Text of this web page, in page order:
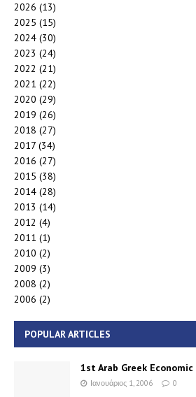
2026 (13)
2025 (15)
2024 (30)
2023 (24)
2022 (21)
2021 (22)
2020 (29)
2019 (26)
2018 (27)
2017 (34)
2016 (27)
2015 (38)
2014 (28)
2013 (14)
2012 (4)
2011 (1)
2010 (2)
2009 (3)
2008 (2)
2006 (2)
POPULAR ARTICLES
1st Arab Greek
Ιανουάριος 1, 2006 0